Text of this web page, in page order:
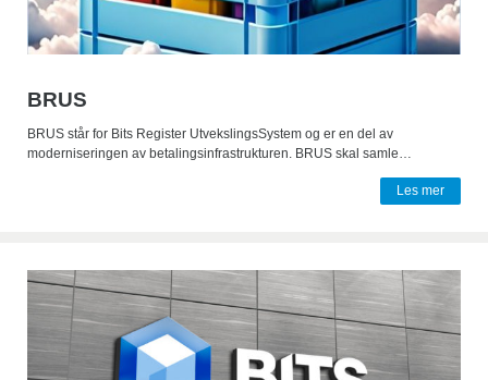
BRUS
BRUS står for Bits Register UtvekslingsSystem og er en del av
moderniseringen av betalingsinfrastrukturen. BRUS skal samle…
Les mer